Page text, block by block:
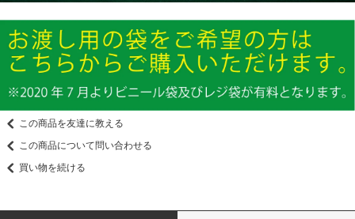
この商品を友達に教える
この商品について問い合わせる
買い物を続ける